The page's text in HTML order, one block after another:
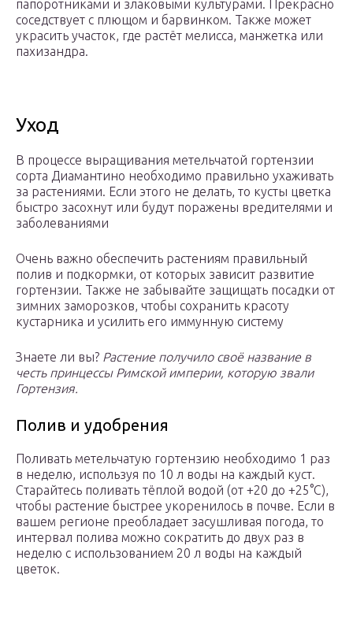
папоротниками и злаковыми культурами. Прекрасно
соседствует с плющом и барвинком. Также может
украсить участок, где растёт мелисса, манжетка или
пахизандра.
Уход
В процессе выращивания метельчатой гортензии
сорта Диамантино необходимо правильно ухаживать
за растениями. Если этого не делать, то кусты цветка
быстро засохнут или будут поражены вредителями и
заболеваниями
Очень важно обеспечить растениям правильный
полив и подкормки, от которых зависит развитие
гортензии. Также не забывайте защищать посадки от
зимних заморозков, чтобы сохранить красоту
кустарника и усилить его иммунную систему
Знаете ли вы? Растение получило своё название в
честь принцессы Римской империи, которую звали
Гортензия.
Полив и удобрения
Поливать метельчатую гортензию необходимо 1 раз
в неделю, используя по 10 л воды на каждый куст.
Старайтесь поливать тёплой водой (от +20 до +25°С),
чтобы растение быстрее укоренилось в почве. Если в
вашем регионе преобладает засушливая погода, то
интервал полива можно сократить до двух раз в
неделю с использованием 20 л воды на каждый
цветок.